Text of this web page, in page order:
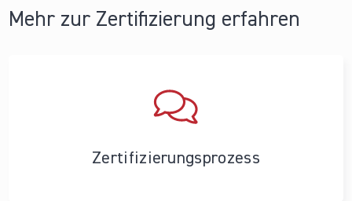
Mehr zur Zertifizierung erfahren
Zertifizierungs­prozess